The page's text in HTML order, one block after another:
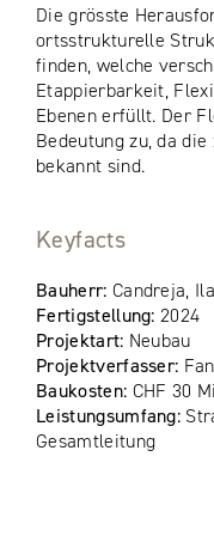
Die grösste
ortsstrukturelle
finden, welche
Etappierbarkeit,
Ebenen erfüllt. Der
Bedeutung zu, da
bekannt sind.
Keyfacts
Bauherr: Candreja,
Fertigstellung:2024
Projektart: Neubau
Projektverfasser:
Baukosten: CHF 30
Leistungsumfang:
Gesamtleitung